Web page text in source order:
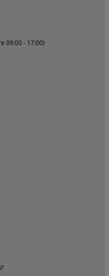
09:00 - 17:00)